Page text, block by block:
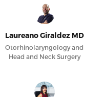
Laureano Giraldez MD
Otorhinolaryngology and
Head and Neck Surgery